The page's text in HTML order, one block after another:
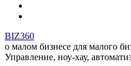
BIZ360
о малом бизнесе для малого
Управление, ноу-хау,